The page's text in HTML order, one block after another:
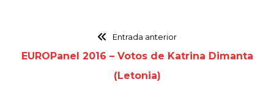
Entrada anterior
EUROPanel 2016 – Votos de Katrina Dimanta
(Letonia)